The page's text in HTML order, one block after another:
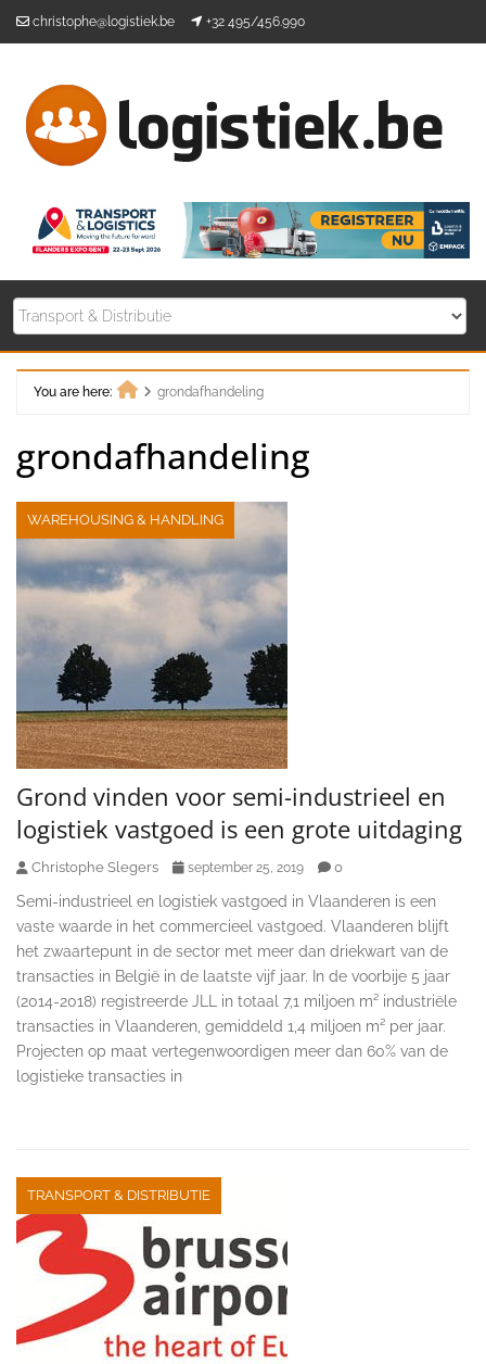
christophe@logistiek.be +32 495/456.990
You are here:
grondafhandeling
grondafhandeling
WAREHOUSING & HANDLING
Grond vinden voor semi-industrieel en
logistiek vastgoed is een grote uitdaging
Christophe Slegers september 25, 2019 0
Semi-industrieel en logistiek vastgoed in Vlaanderen is een
vaste waarde in het commercieel vastgoed. Vlaanderen blijft
het zwaartepunt in de sector met meer dan driekwart van de
transacties in België in de laatste vijf jaar. In de voorbije 5 jaar
(2014-2018) registreerde JLL in totaal 7,1 miljoen m² industriële
transacties in Vlaanderen, gemiddeld 1,4 miljoen m² per jaar.
Projecten op maat vertegenwoordigen meer dan 60% van de
logistieke transacties in
TRANSPORT & DISTRIBUTIE